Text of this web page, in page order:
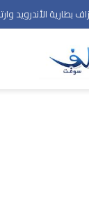
الأندرويد